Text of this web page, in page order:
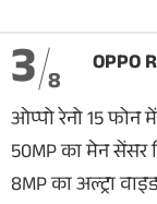
3 8
OPPO
ओप्पो रेनो 15 फोन
50MP का मेन सेंसर
8MP का अल्ट्रा